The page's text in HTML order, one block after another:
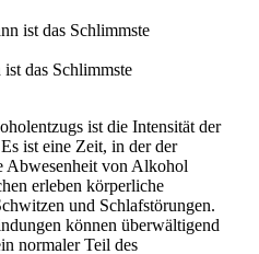
das Schlimmste
ist die Intensität der
ist eine Zeit, in der der
Abwesenheit von Alkohol
erleben körperliche
und Schlafstörungen.
können überwältigend
normaler Teil des